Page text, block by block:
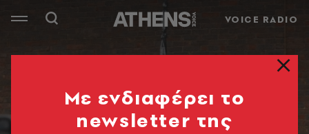
VOICE RADIO
Mε ενδιαφέρει το
newsletter της